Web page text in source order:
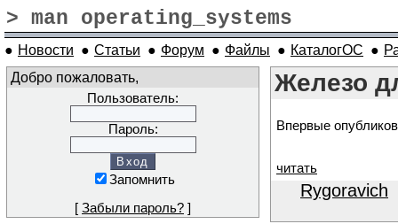
> man operating_systems
● Новости ● Статьи ● Форум ● Файлы ● КаталогОС ●
Добро пожаловать,
Пользователь:
Пароль:
Запомнить
[ Забыли пароль? ]
Железо
Впервые
читать
Rygoravich